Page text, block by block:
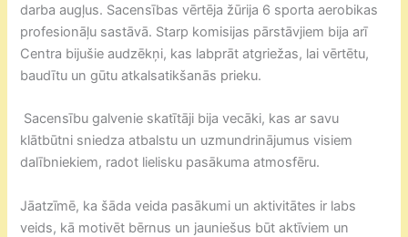
darba augļus. Sacensības vērtēja žūrija 6 sporta aerobikas
profesionāļu sastāvā. Starp komisijas pārstāvjiem bija arī
Centra bijušie audzēkņi, kas labprāt atgriežas, lai vērtētu,
baudītu un gūtu atkalsatikšanās prieku.
Sacensību galvenie skatītāji bija vecāki, kas ar savu
klātbūtni sniedza atbalstu un uzmundrinājumus visiem
dalībniekiem, radot lielisku pasākuma atmosfēru.
Jāatzīmē, ka šāda veida pasākumi un aktivitātes ir labs
veids, kā motivēt bērnus un jauniešus būt aktīviem un